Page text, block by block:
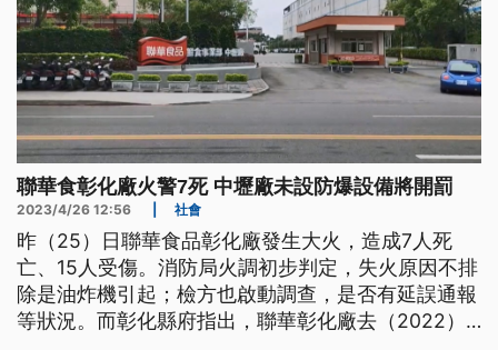
聯華食彰化廠火警7死 中壢廠未設防爆設備將開罰
2023/4/26 12:56 社會
昨（25）日聯華食品彰化廠發生大火，造成7人死
亡、15人受傷。消防局火調初步判定，失火原因不排
除是油炸機引起；檢方也啟動調查，是否有延誤通報
等狀況。而彰化縣府指出，聯華彰化廠去（2022）